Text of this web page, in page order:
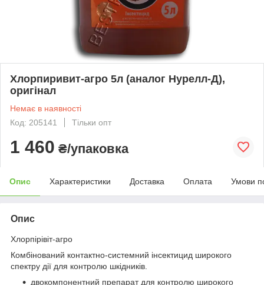
Хлорпиривит-агро 5л (аналог Нурелл-Д),
оригінал
Немає в наявності
Код: 205141
Тільки опт
1 460 ₴/упаковка
Опис Характеристики Доставка Оплата Умови
Опис
Хлорпірівіт-агро
Комбінований контактно-системний інсектицид широкого
спектру дії для контролю шкідників.
двокомпонентний препарат для контролю широкого